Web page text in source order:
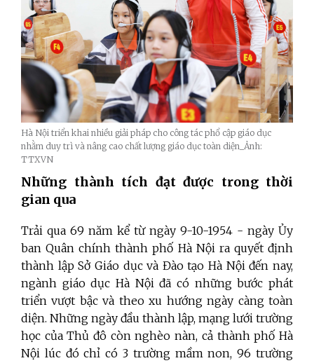
Hà Nội triển khai nhiều giải pháp cho công tác phổ cập giáo dục
nhằm duy trì và nâng cao chất lượng giáo dục toàn diện_Ảnh:
TTXVN
Những thành tích đạt được trong thời
gian qua
Trải qua 69 năm kể từ ngày 9-10-1954 - ngày Ủy
ban Quân chính thành phố Hà Nội ra quyết định
thành lập Sở Giáo dục và Đào tạo Hà Nội đến nay,
ngành giáo dục Hà Nội đã có những bước phát
triển vượt bậc và theo xu hướng ngày càng toàn
diện. Những ngày đầu thành lập, mạng lưới trường
học của Thủ đô còn nghèo nàn, cả thành phố Hà
Nội lúc đó chỉ có 3 trường mầm non, 96 trường